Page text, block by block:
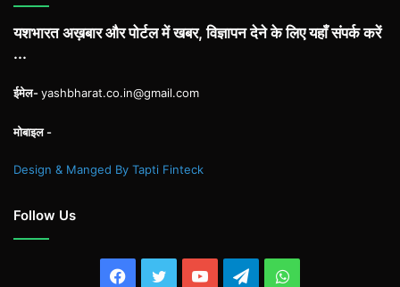
यशभारत अख़बार और पोर्टल में खबर, विज्ञापन देने के लिए यहाँ संपर्क करें
...
ईमेल-yashbharat.co.in@gmail.com
मोबाइल -
Design & Manged By Tapti Finteck
Follow Us
Facebook
TwitterYouTubeTelegramWhatsApp